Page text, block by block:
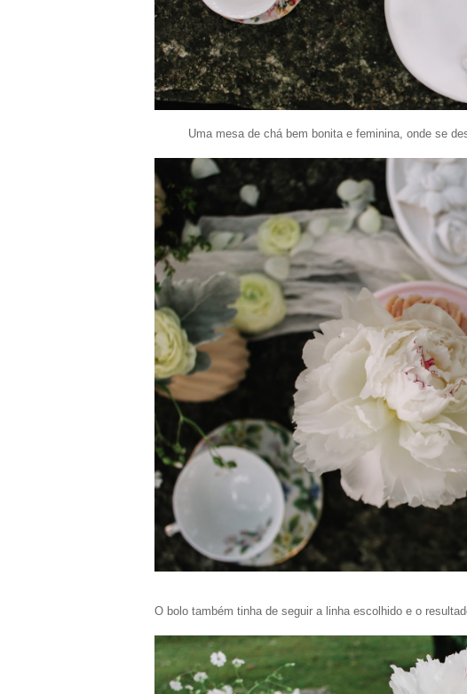
Uma mesa de chá bem bonita e feminina, onde se
O bolo também tinha de seguir a linha escolhido e o